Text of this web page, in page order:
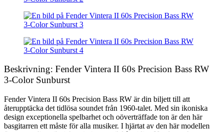
Beskrivning: Fender Vintera II 60s Precision Bass RW
3-Color Sunburst
Fender Vintera II 60s Precision Bass RW är din biljett till att
återupptäcka det tidlösa soundet från 1960-talet. Med sin ikoniska
design exceptionella spelbarhet och oöverträffade ton är den här
basgitarren ett måste för alla musiker. I hjärtat av den här modellen